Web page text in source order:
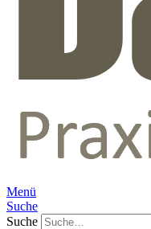
Menü
Suche
Suche